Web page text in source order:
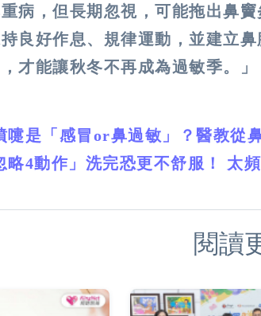
重病，但長期忽視，可能拖出鼻
良好作息、規律運動，並建立
才能讓秋冬不再成為過敏季。」
嚏是「感冒or鼻過敏」？醫教從
略4動作」洗完恐更不舒服！ 太
閱讀